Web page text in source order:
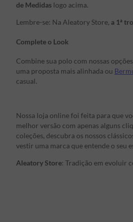
de Medidas logo acima.
Lembre-se: Na Aleatory Store, a 1ª
Complete o Look
Combine sua polo com nossas
uma proposta mais alinhada ou
casual.
Nossa loja online foi feita para que
melhor versão com apenas alguns
coleções, descubra os nossos
vestir uma marca que entende o seu
Aleatory Store: Tradição em evoluir